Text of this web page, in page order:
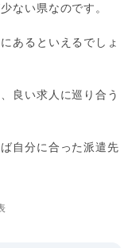
ない県なのです。
あるといえるでしょ
良い求人に巡り合う
自分に合った派遣先